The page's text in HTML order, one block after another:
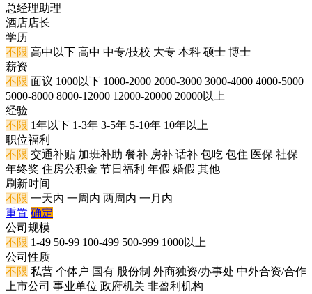
总经理助理
酒店店长
学历
不限 高中以下 高中 中专/技校 大专 本科 硕士 博士
薪资
不限 面议 1000以下 1000-2000 2000-3000 3000-4000 4000-5000
5000-8000 8000-12000 12000-20000 20000以上
经验
不限 1年以下 1-3年 3-5年 5-10年 10年以上
职位福利
不限 交通补贴 加班补助 餐补 房补 话补 包吃 包住 医保 社保
年终奖 住房公积金 节日福利 年假 婚假 其他
刷新时间
不限 一天内 一周内 两周内 一月内
重置 确定
公司规模
不限 1-49 50-99 100-499 500-999 1000以上
公司性质
不限 私营 个体户 国有 股份制 外商独资/办事处 中外合资/合作
上市公司 事业单位 政府机关 非盈利机构